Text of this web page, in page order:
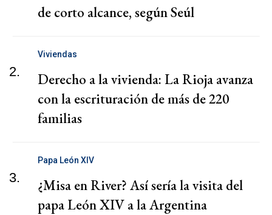
de corto alcance, según Seúl
2.
Viviendas
Derecho a la vivienda: La Rioja avanza
con la escrituración de más de 220
familias
3.
Papa León XIV
¿Misa en River? Así sería la visita del
papa León XIV a la Argentina